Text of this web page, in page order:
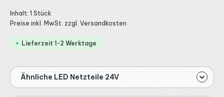
Inhalt: 1 Stück
Preise inkl. MwSt. zzgl. Versandkosten
Lieferzeit 1-2 Werktage
Ähnliche LED Netzteile 24V